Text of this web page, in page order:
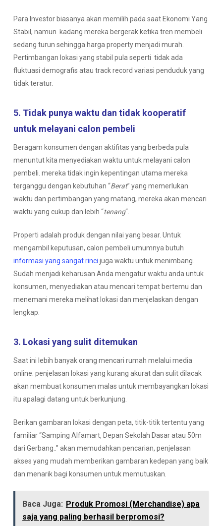
Para Investor biasanya akan memilih pada saat Ekonomi Yang
Stabil, namun kadang mereka bergerak ketika tren membeli
sedang turun sehingga harga property menjadi murah.
Pertimbangan lokasi yang stabil pula seperti tidak ada
fluktuasi demografis atau track record variasi penduduk yang
tidak teratur.
5. Tidak punya waktu dan tidak kooperatif
untuk melayani calon pembeli
Beragam konsumen dengan aktifitas yang berbeda pula
menuntut kita menyediakan waktu untuk melayani calon
pembeli. mereka tidak ingin kepentingan utama mereka
terganggu dengan kebutuhan “Berat” yang memerlukan
waktu dan pertimbangan yang matang, mereka akan mencari
waktu yang cukup dan lebih “tenang“.
Properti adalah produk dengan nilai yang besar. Untuk
mengambil keputusan, calon pembeli umumnya butuh
informasi yang sangat rinci juga waktu untuk menimbang.
Sudah menjadi keharusan Anda mengatur waktu anda untuk
konsumen, menyediakan atau mencari tempat bertemu dan
menemani mereka melihat lokasi dan menjelaskan dengan
lengkap.
3. Lokasi yang sulit ditemukan
Saat ini lebih banyak orang mencari rumah melalui media
online. penjelasan lokasi yang kurang akurat dan sulit dilacak
akan membuat konsumen malas untuk membayangkan lokasi
itu apalagi datang untuk berkunjung.
Berikan gambaran lokasi dengan peta, titik-titik tertentu yang
familiar “Samping Alfamart, Depan Sekolah Dasar atau 50m
dari Gerbang.. ” akan memudahkan pencarian, penjelasan
akses yang mudah memberikan gambaran kedepan yang baik
dan menarik bagi konsumen untuk memutuskan.
Baca Juga: Produk Promosi (Merchandise) apa
saja yang paling berhasil berpromosi?